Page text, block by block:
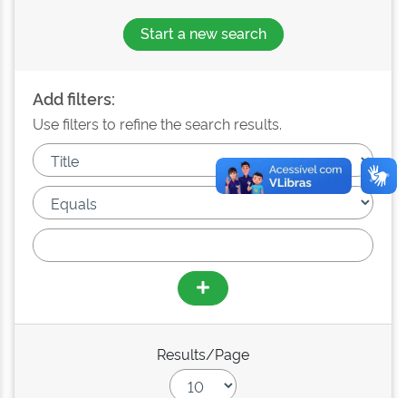
Start a new search
Add filters:
Use filters to refine the search results.
Results/Page